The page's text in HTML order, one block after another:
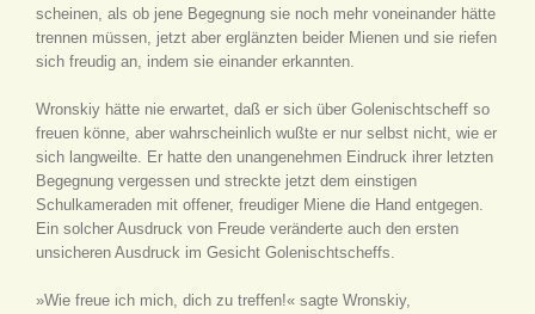
scheinen, als ob jene Begegnung sie noch mehr voneinander hätte
trennen müssen, jetzt aber erglänzten beider Mienen und sie riefen
sich freudig an, indem sie einander erkannten.
Wronskiy hätte nie erwartet, daß er sich über Golenischtscheff so
freuen könne, aber wahrscheinlich wußte er nur selbst nicht, wie er
sich langweilte. Er hatte den unangenehmen Eindruck ihrer letzten
Begegnung vergessen und streckte jetzt dem einstigen
Schulkameraden mit offener, freudiger Miene die Hand entgegen.
Ein solcher Ausdruck von Freude veränderte auch den ersten
unsicheren Ausdruck im Gesicht Golenischtscheffs.
»Wie freue ich mich, dich zu treffen!« sagte Wronskiy,